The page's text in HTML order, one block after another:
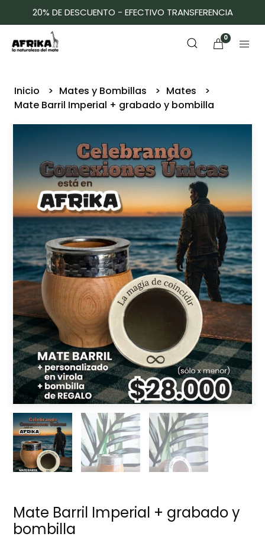
20% DE DESCUENTO - EFECTIVO TRANSFERENCIA
0
Inicio Mates y Bombillas
Mates
Mate Barril Imperial + grabado y bombilla
Mate Barril Imperial + grabado y
bombilla